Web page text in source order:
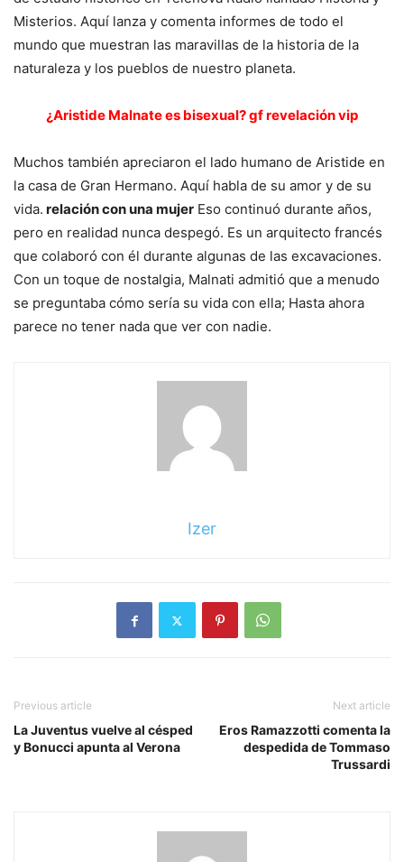
Misterios. Aquí lanza y comenta informes de todo el
mundo que muestran las maravillas de la historia de la
naturaleza y los pueblos de nuestro planeta.
¿Aristide Malnate es bisexual? gf revelación vip
Muchos también apreciaron el lado humano de Aristide en
la casa de Gran Hermano. Aquí habla de su amor y de su
vida. relación con una mujer Eso continuó durante años,
pero en realidad nunca despegó. Es un arquitecto francés
que colaboró ​​con él durante algunas de las excavaciones.
Con un toque de nostalgia, Malnati admitió que a menudo
se preguntaba cómo sería su vida con ella; Hasta ahora
parece no tener nada que ver con nadie.
Izer
Previous article
La Juventus vuelve al césped
y Bonucci apunta al Verona
Next article
Eros Ramazzotti comenta la
despedida de Tommaso
Trussardi